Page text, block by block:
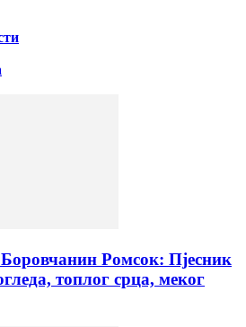
Ромсок: Пјесник
топлог срца, меког